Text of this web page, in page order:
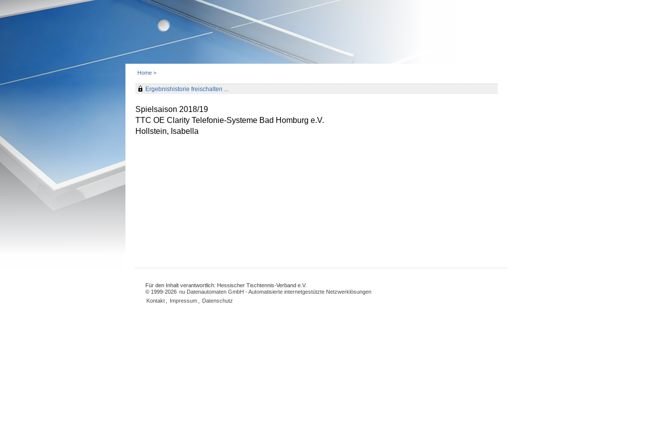
Home >
Ergebnishistorie freischalten ...
Spielsaison 2018/19
TTC OE Clarity Telefonie-Systeme Bad Homburg e.V.
Hollstein, Isabella
Für den Inhalt verantwortlich: Hessischer Tischtennis-Verband e.V.
© 1999-2026 nu Datenautomaten GmbH - Automatisierte internetgestützte Netzwerklösungen
Kontakt
Impressum Datenschutz